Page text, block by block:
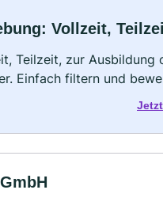
Vollzeit,
Teilzeit, zur Ausbildung
Einfach filtern und